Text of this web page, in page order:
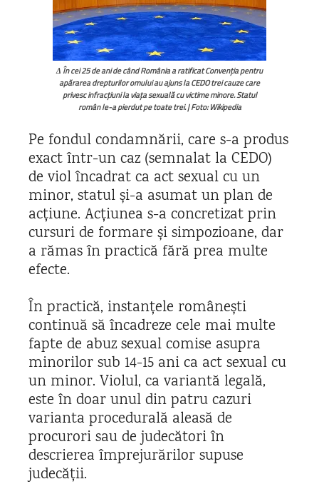
Δ În cei 25 de ani de când România a ratificat Convenția pentru
apărarea drepturilor omului au ajuns la CEDO trei cauze care
privesc infracțiuni la viața sexuală cu victime minore. Statul
român le-a pierdut pe toate trei. | Foto: Wikipedia
Pe fondul condamnării, care s-a produs
exact într-un caz (semnalat la CEDO)
de viol încadrat ca act sexual cu un
minor, statul și-a asumat un plan de
acțiune. Acțiunea s-a concretizat prin
cursuri de formare și simpozioane, dar
a rămas în practică fără prea multe
efecte.
În practică, instanțele românești
continuă să încadreze cele mai multe
fapte de abuz sexual comise asupra
minorilor sub 14-15 ani ca act sexual cu
un minor. Violul, ca variantă legală,
este în doar unul din patru cazuri
varianta procedurală aleasă de
procurori sau de judecători în
descrierea împrejurărilor supuse
judecății.